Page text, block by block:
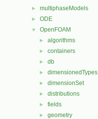
► multiphaseModels
► ODE
▼ OpenFOAM
► algorithms
► containers
► db
► dimensionedTypes
► dimensionSet
► distributions
► fields
► geometry